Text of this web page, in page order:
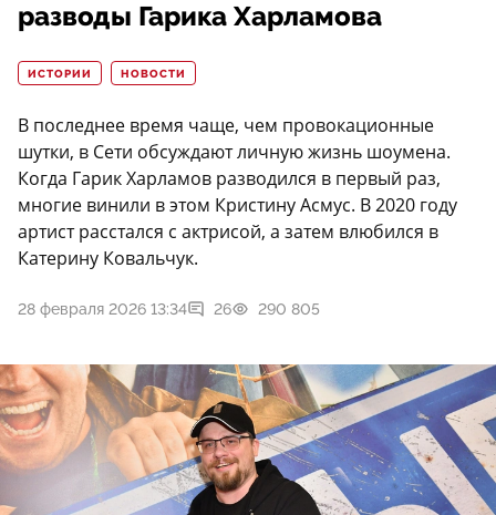
разводы Гарика Харламова
ИСТОРИИ НОВОСТИ
В последнее время чаще, чем провокационные
шутки, в Сети обсуждают личную жизнь шоумена.
Когда Гарик Харламов разводился в первый раз,
многие винили в этом Кристину Асмус. В 2020 году
артист расстался с актрисой, а затем влюбился в
Катерину Ковальчук.
28 февраля 2026 13:34 26 290 805